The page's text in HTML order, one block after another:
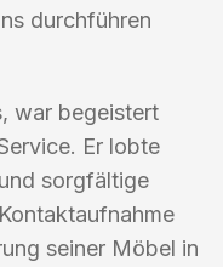
durchführen
war begeistert
Er lobte
sorgfältige
seiner Möbel in